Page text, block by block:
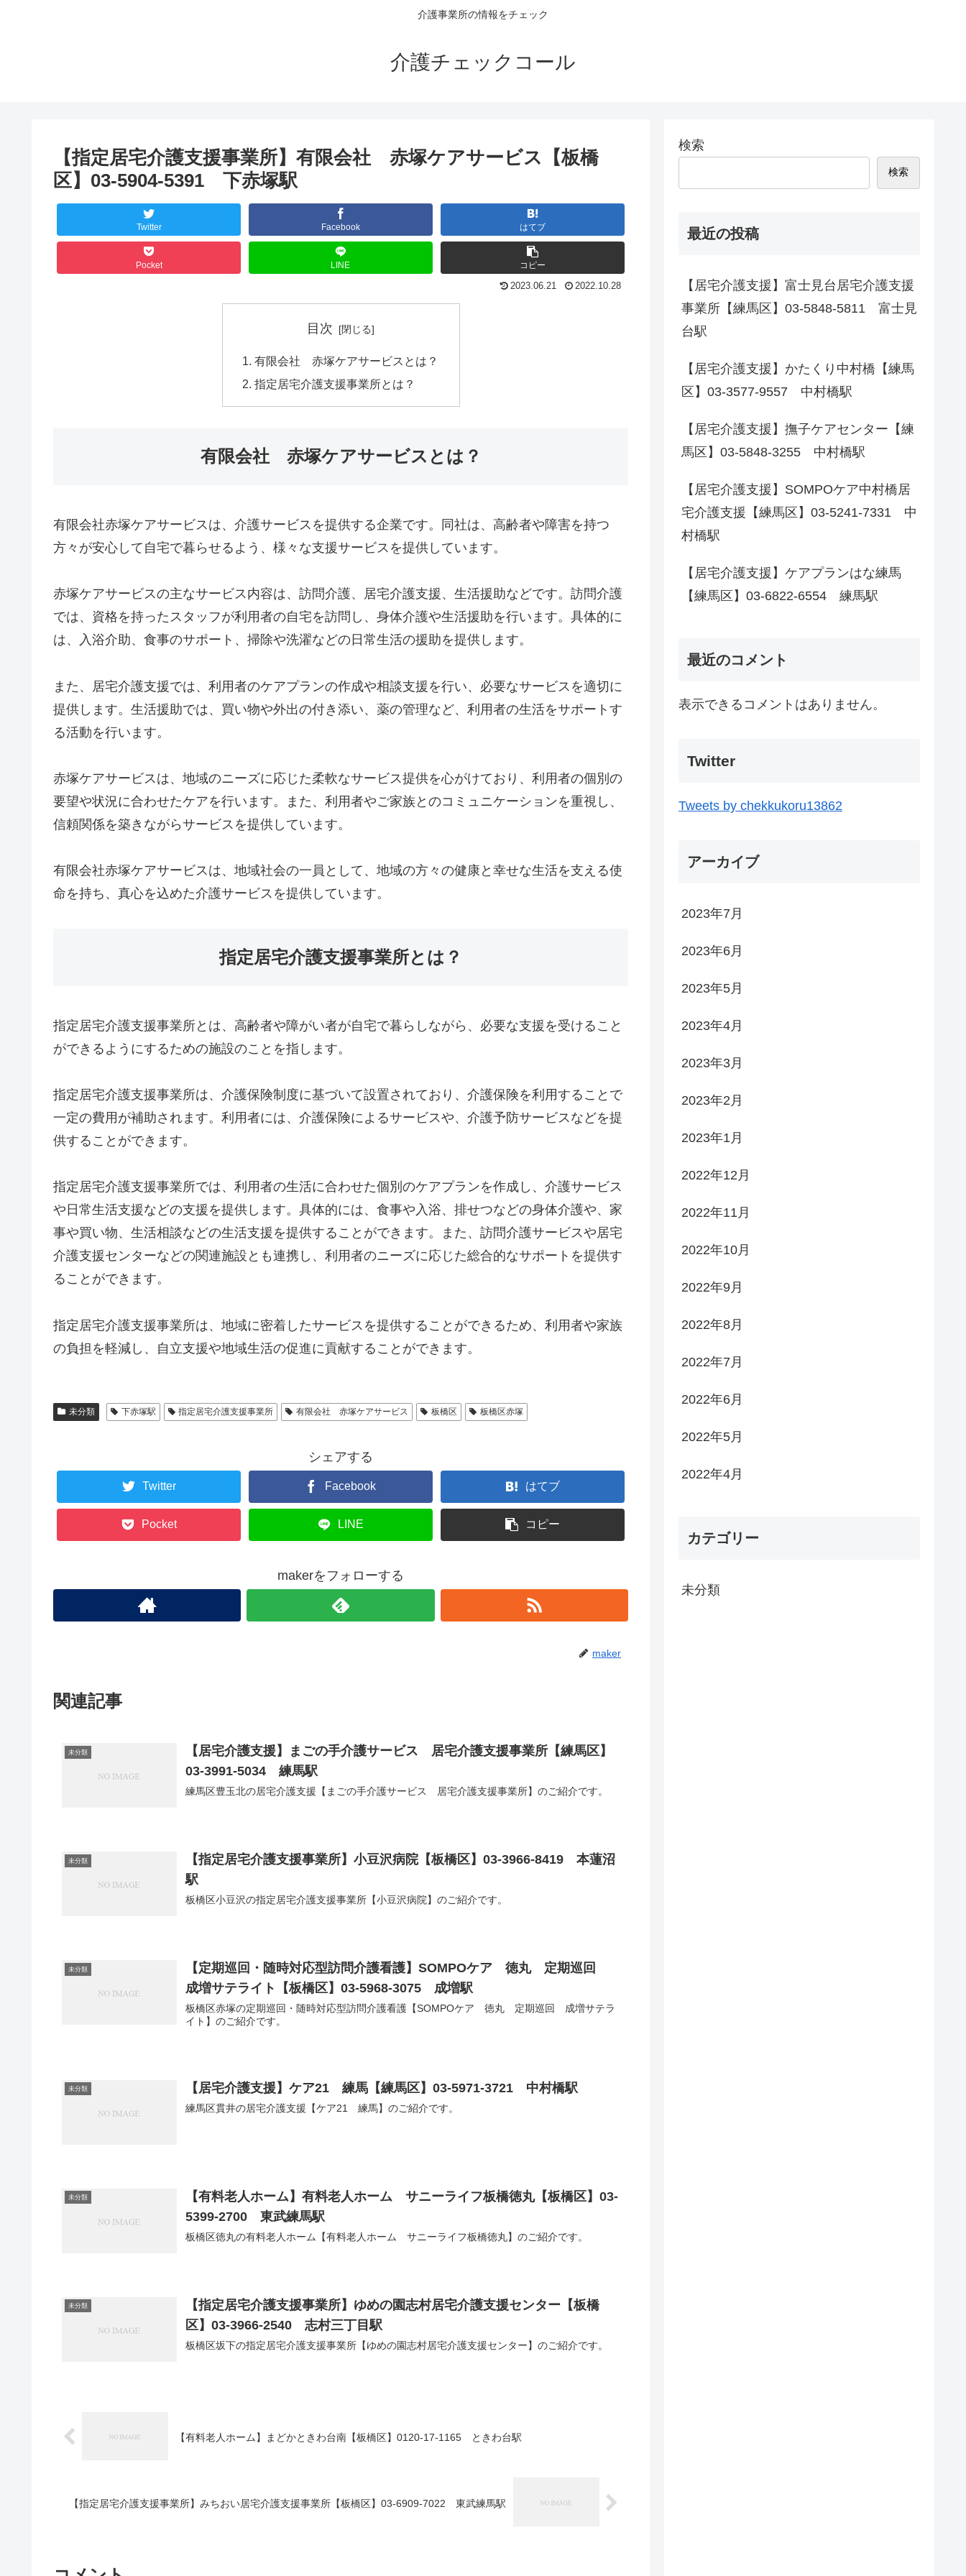
介護事業所の情報をチェック
介護チェックコール
【指定居宅介護支援事業所】有限会社 赤塚ケアサービス【板橋
区】03-5904-5391 下赤塚駅
Twitter Facebook はてブ
Pocket LINE コピー
2023.06.21 2022.10.28
目次
有限会社 赤塚ケアサービスとは？
指定居宅介護支援事業所とは？
有限会社 赤塚ケアサービスとは？
有限会社赤塚ケアサービスは、介護サービスを提供する企業です。同社は、高齢者や障害を持つ
方々が安心して自宅で暮らせるよう、様々な支援サービスを提供しています。
赤塚ケアサービスの主なサービス内容は、訪問介護、居宅介護支援、生活援助などです。訪問介護
では、資格を持ったスタッフが利用者の自宅を訪問し、身体介護や生活援助を行います。具体的に
は、入浴介助、食事のサポート、掃除や洗濯などの日常生活の援助を提供します。
また、居宅介護支援では、利用者のケアプランの作成や相談支援を行い、必要なサービスを適切に
提供します。生活援助では、買い物や外出の付き添い、薬の管理など、利用者の生活をサポートす
る活動を行います。
赤塚ケアサービスは、地域のニーズに応じた柔軟なサービス提供を心がけており、利用者の個別の
要望や状況に合わせたケアを行います。また、利用者やご家族とのコミュニケーションを重視し、
信頼関係を築きながらサービスを提供しています。
有限会社赤塚ケアサービスは、地域社会の一員として、地域の方々の健康と幸せな生活を支える使
命を持ち、真心を込めた介護サービスを提供しています。
指定居宅介護支援事業所とは？
指定居宅介護支援事業所とは、高齢者や障がい者が自宅で暮らしながら、必要な支援を受けること
ができるようにするための施設のことを指します。
指定居宅介護支援事業所は、介護保険制度に基づいて設置されており、介護保険を利用することで
一定の費用が補助されます。利用者には、介護保険によるサービスや、介護予防サービスなどを提
供することができます。
指定居宅介護支援事業所では、利用者の生活に合わせた個別のケアプランを作成し、介護サービス
や日常生活支援などの支援を提供します。具体的には、食事や入浴、排せつなどの身体介護や、家
事や買い物、生活相談などの生活支援を提供することができます。また、訪問介護サービスや居宅
介護支援センターなどの関連施設とも連携し、利用者のニーズに応じた総合的なサポートを提供す
ることができます。
指定居宅介護支援事業所は、地域に密着したサービスを提供することができるため、利用者や家族
の負担を軽減し、自立支援や地域生活の促進に貢献することができます。
未分類 下赤塚駅 指定居宅介護支援事業所 有限会社 赤塚ケアサービス 板橋区 板橋区赤塚
シェアする
Twitter Facebook はてブ
Pocket LINE コピー
makerをフォローする
maker
関連記事
未分類
【居宅介護支援】まごの手介護サービス 居宅介護支援事業所【練馬区】
03-3991-5034 練馬駅
練馬区豊玉北の居宅介護支援【まごの手介護サービス 居宅介護支援事業所】のご紹介です。
未分類
【指定居宅介護支援事業所】小豆沢病院【板橋区】03-3966-8419 本蓮沼
駅
板橋区小豆沢の指定居宅介護支援事業所【小豆沢病院】のご紹介です。
未分類
【定期巡回・随時対応型訪問介護看護】SOMPOケア 徳丸 定期巡回
成増サテライト【板橋区】03-5968-3075 成増駅
板橋区赤塚の定期巡回・随時対応型訪問介護看護【SOMPOケア 徳丸 定期巡回 成増サテラ
イト】のご紹介です。
未分類 【居宅介護支援】ケア21 練馬【練馬区】03-5971-3721 中村橋駅
練馬区貫井の居宅介護支援【ケア21 練馬】のご紹介です。
未分類
【有料老人ホーム】有料老人ホーム サニーライフ板橋徳丸【板橋区】03-
5399-2700 東武練馬駅
板橋区徳丸の有料老人ホーム【有料老人ホーム サニーライフ板橋徳丸】のご紹介です。
未分類
【指定居宅介護支援事業所】ゆめの園志村居宅介護支援センター【板橋
区】03-3966-2540 志村三丁目駅
板橋区坂下の指定居宅介護支援事業所【ゆめの園志村居宅介護支援センター】のご紹介です。
【有料老人ホーム】まどかときわ台南【板橋区】0120-17-1165 ときわ台駅
【指定居宅介護支援事業所】みちおい居宅介護支援事業所【板橋区】03-6909-7022 東武練馬駅
検索
検索
最近の投稿
【居宅介護支援】富士見台居宅介護支援
事業所【練馬区】03-5848-5811 富士見
台駅
【居宅介護支援】かたくり中村橋【練馬
区】03-3577-9557 中村橋駅
【居宅介護支援】撫子ケアセンター【練
馬区】03-5848-3255 中村橋駅
【居宅介護支援】SOMPOケア中村橋居
宅介護支援【練馬区】03-5241-7331 中
村橋駅
【居宅介護支援】ケアプランはな練馬
【練馬区】03-6822-6554 練馬駅
最近のコメント
表示できるコメントはありません。
Twitter
Tweets by chekkukoru13862
アーカイブ
2023年7月
2023年6月
2023年5月
2023年4月
2023年3月
2023年2月
2023年1月
2022年12月
2022年11月
2022年10月
2022年9月
2022年8月
2022年7月
2022年6月
2022年5月
2022年4月
カテゴリー
未分類